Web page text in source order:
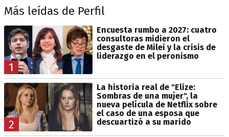
Más leídas de Perfil
1
Encuesta rumbo a 2027: cuatro
consultoras midieron el
desgaste de Milei y la crisis de
liderazgo en el peronismo
2
La historia real de "Elize:
Sombras de una mujer", la
nueva película de Netflix sobre
el caso de una esposa que
descuartizó a su marido